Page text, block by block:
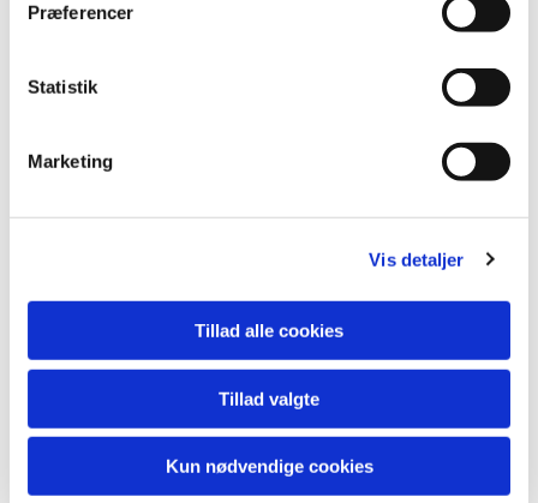
Præferencer
Statistik
Marketing
Vis detaljer
Tillad alle cookies
Tillad valgte
Kun nødvendige cookies
Kontakt Dansk Tekstillaug
sammen med en